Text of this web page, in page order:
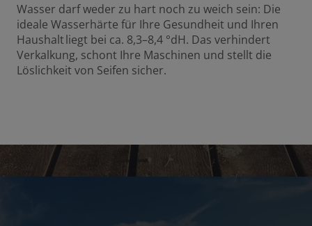
Wasser darf weder zu hart noch zu weich sein: Die
ideale Wasserhärte für Ihre Gesundheit und Ihren
Haushalt liegt bei ca. 8,3–8,4 °dH. Das verhindert
Verkalkung, schont Ihre Maschinen und stellt die
Löslichkeit von Seifen sicher.